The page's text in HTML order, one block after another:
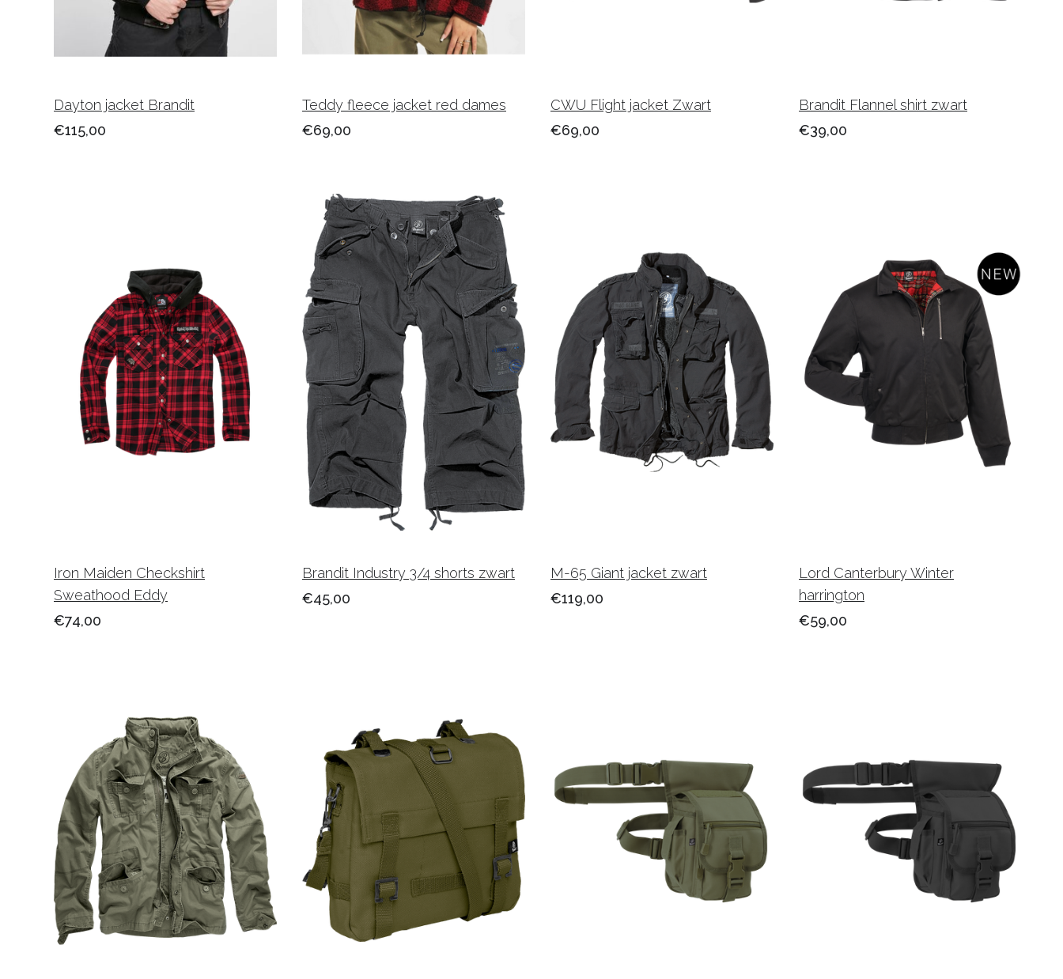
Dayton jacket Brandit
€115,00
Teddy fleece jacket red dames
€69,00
CWU Flight jacket Zwart
€69,00
Brandit Flannel shirt zwart
€39,00
Iron Maiden Checkshirt
Sweathood Eddy
€74,00
Brandit Industry 3/4 shorts zwart
€45,00
M-65 Giant jacket zwart
€119,00
Lord Canterbury Winter
harrington
€59,00